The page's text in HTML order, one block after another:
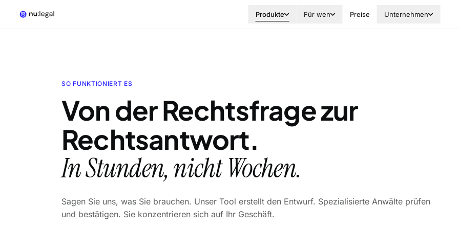
Produkte Für wen Preise Unternehmen
SO FUNKTIONIERT ES
Von der Rechtsfrage zur
Rechtsantwort.
In Stunden, nicht Wochen.
Sagen Sie uns, was Sie brauchen. Unser Tool erstellt den Entwurf. Spezialisierte Anwälte prüfen
und bestätigen. Sie konzentrieren sich auf Ihr Geschäft.